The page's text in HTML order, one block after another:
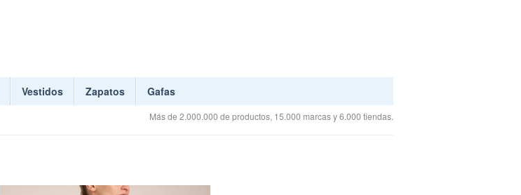
Vestidos Zapatos Gafas
Más de 2.000.000 de productos, 15.000 marcas y 6.000 tiendas.